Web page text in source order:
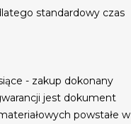
standardowy czas
- zakup dokonany
jest dokument
powstałe w